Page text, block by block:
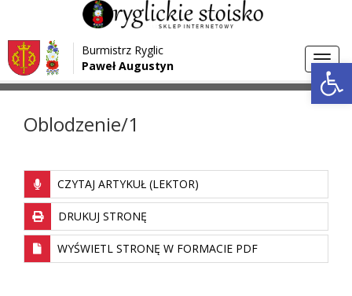
Przejdź do menu
Przejdź do głównej treści strony
Przejdź do stopki strony
Burmistrz Ryglic
Paweł Augustyn
Strona główna > Aktualności
Oblodzenie/1
CZYTAJ ARTYKUŁ (LEKTOR)
DRUKUJ STRONĘ
WYŚWIETL STRONĘ W FORMACIE PDF